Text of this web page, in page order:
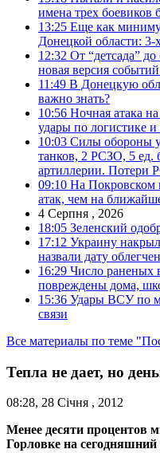
имена трех боевиков
13:25 Еще как
Донецкой области:
12:32 От “детсада”
новая версия
11:49 В Донецкую
важно знать?
10:56 Ночная атака
удары по логистике
10:03 Силы обороны
танков, 2 РСЗО, 5 ед.
артиллерии. Потери
09:10 На Покровском
атак, чем на
4 Серпня , 2026
18:05 Зеленский
17:12 Украину
назвали дату
16:29 Число раненых
повреждены дома,
15:36 Удары ВСУ по
связи
Все материалы по теме
Тепла не дает, но
08:28, 28 Січня , 2012
Менее десяти процентов
Горловке на